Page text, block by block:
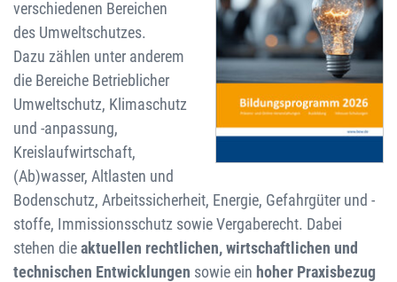
verschiedenen Bereichen
des Umweltschutzes.
Dazu zählen unter anderem
die Bereiche Betrieblicher
Umweltschutz, Klimaschutz
und -anpassung,
Kreislaufwirtschaft,
(Ab)wasser, Altlasten und
Bodenschutz, Arbeitssicherheit, Energie, Gefahrgüter und -
stoffe, Immissionsschutz sowie Vergaberecht. Dabei
stehen dieaktuellen rechtlichen, wirtschaftlichen und
technischen Entwicklungen sowie ein hoher Praxisbezug